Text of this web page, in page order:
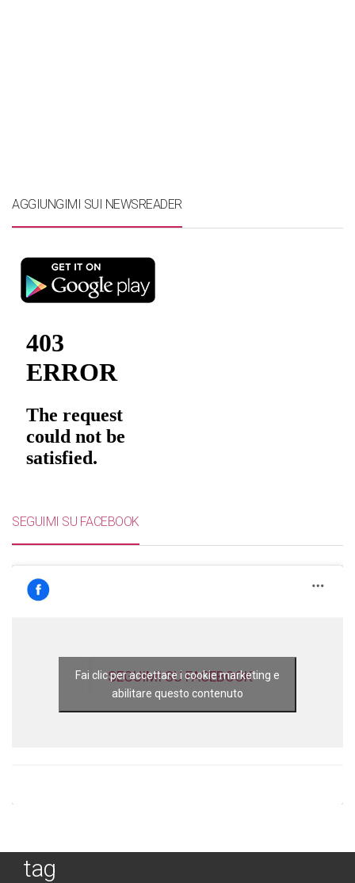
AGGIUNGIMI SUI NEWSREADER
SEGUIMI SU FACEBOOK
SEGUIMI SU FACEBOOK
Fai clic per accettare i cookie marketing e
abilitare questo contenuto
tag